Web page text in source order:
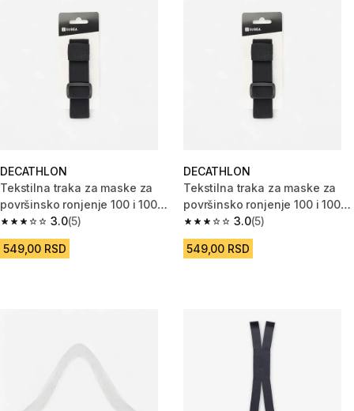
DECATHLON
Tekstilna traka za maske za
površinsko ronjenje 100 i 100
Comfort za vel. XS/S/M
3.0
3.0 od 5 zvezdica from 5 Recenzije
(5)
549,00 RSD
DECATHLON
Tekstilna traka za maske za
površinsko ronjenje 100 i 100
Comfort za vel. L
3.0
3.0 od 5 zvezdica from 5
(5)
549,00 RSD